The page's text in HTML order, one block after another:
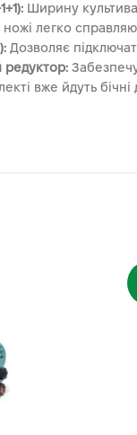
Ширину
легко
Дозволяє
вже йдуть